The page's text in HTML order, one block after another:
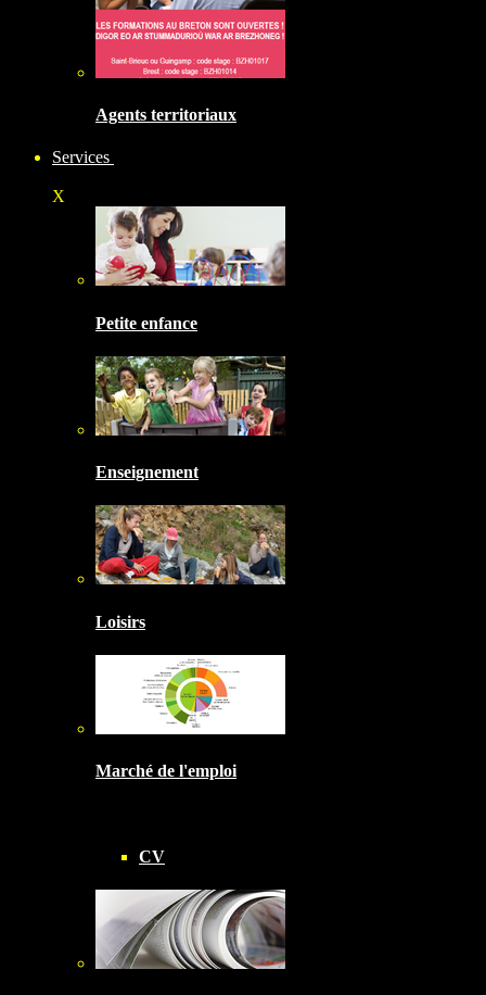
Agents territoriaux
Services
X
Petite enfance
Enseignement
Loisirs
Marché de l'emploi
CV